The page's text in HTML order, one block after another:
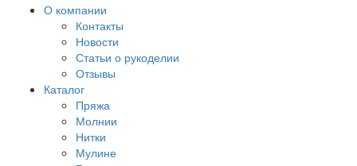
О компании
Контакты
Новости
Статьи о рукоделии
Отзывы
Каталог
Пряжа
Молнии
Нитки
Мулине